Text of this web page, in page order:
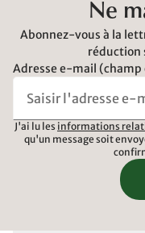
Ne
Abonnez-vous à la
réduction
Adresse e-mail
J'ai lu les informations
qu'un message soit